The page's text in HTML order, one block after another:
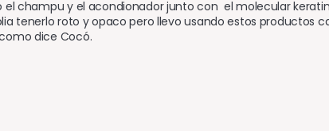
el champu y el acondionador junto con  el molecular
tenerlo roto y opaco pero llevo usando estos productos
dice Cocó.